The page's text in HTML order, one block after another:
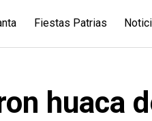
Fiestas Patrias
huaca